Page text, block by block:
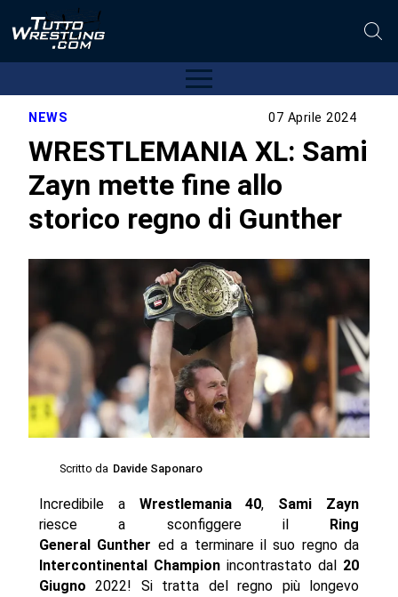
NEWS 07 Aprile 2024
WRESTLEMANIA XL: Sami
Zayn mette fine allo
storico regno di Gunther
Scritto da Davide Saponaro
Incredibile a Wrestlemania 40, Sami Zayn
riesce a sconfiggere il
Ring
General
Gunther ed a terminare il suo regno da
Intercontinental Championincontrastato dal 20
Giugno 2022! Si tratta del regno più longevo